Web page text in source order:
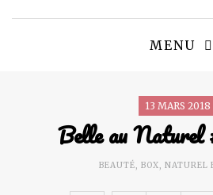
MENU
13 MARS 2018
Belle au Naturel
BEAUTÉ, BOX, NATUREL